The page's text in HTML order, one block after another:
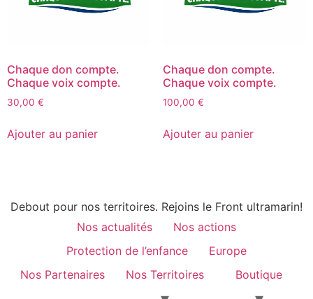
Chaque don compte.
Chaque voix compte.
30,00 €
Ajouter au panier
Chaque don compte.
Chaque voix compte.
100,00 €
Ajouter au panier
Debout pour nos territoires. Rejoins le Front ultramarin!
Nos actualités
Nos actions
Protection de l’enfance
Europe
Nos Partenaires
Nos Territoires Boutique